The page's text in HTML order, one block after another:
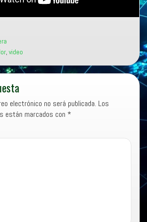
, video
electrónico no será publicada. Los
están marcados con *